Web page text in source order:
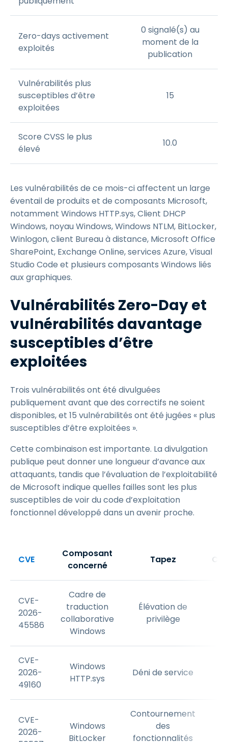
Zero-days activement
exploités
0 signalé(s) au
moment de la
publication
Vulnérabilités plus
susceptibles d’être
exploitées
15
Score CVSS le plus
élevé
10.0
Les vulnérabilités de ce mois-ci affectent un large
éventail de produits et de composants Microsoft,
notamment Windows HTTP.sys, Client DHCP
Windows, noyau Windows, Windows NTLM, BitLocker,
Winlogon, client Bureau à distance, Microsoft Office
SharePoint, Exchange Online, services Azure, Visual
Studio Code et plusieurs composants Windows liés
aux graphiques.
Vulnérabilités Zero-Day et
vulnérabilités davantage
susceptibles d’être
exploitées
Trois vulnérabilités ont été divulguées
publiquement avant que des correctifs ne soient
disponibles, et 15 vulnérabilités ont été jugées « plus
susceptibles d’être exploitées ».
Cette combinaison est importante. La divulgation
publique peut donner une longueur d’avance aux
attaquants, tandis que l’évaluation de l’exploitabilité
de Microsoft indique quelles failles sont les plus
susceptibles de voir du code d’exploitation
fonctionnel développé dans un avenir proche.
CVE
Composant
concerné
Tapez
CVE-
2026-
45586
Cadre de
traduction
collaborative
Windows
Élévation de
privilège
CVE-
2026-
49160
Windows
HTTP.sys
Déni de service
CVE-
2026-
Windows
BitLocker
Contournement
des
fonctionnalités